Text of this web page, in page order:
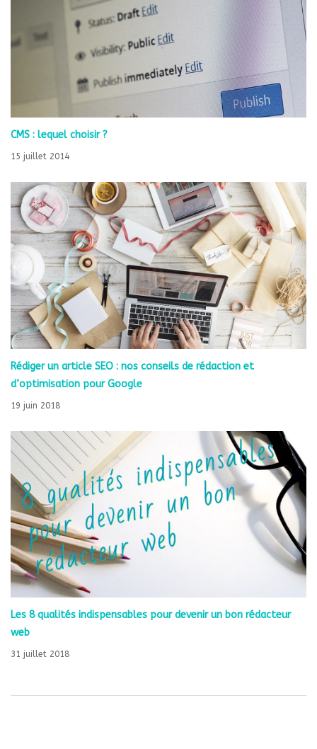
CMS : lequel choisir ?
15 juillet 2014
Rédiger un article SEO : nos conseils de rédaction et
d’optimisation pour Google
19 juin 2018
Les 8 qualités indispensables pour devenir un bon rédacteur
web
31 juillet 2018